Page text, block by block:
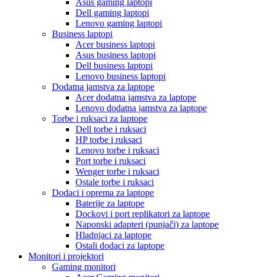
Asus gaming laptopi
Dell gaming laptopi
Lenovo gaming laptopi
Business laptopi
Acer business laptopi
Asus business laptopi
Dell business laptopi
Lenovo business laptopi
Dodatna jamstva za laptope
Acer dodatna jamstva za laptope
Lenovo dodatna jamstva za laptope
Torbe i ruksaci za laptope
Dell torbe i ruksaci
HP torbe i ruksaci
Lenovo torbe i ruksaci
Port torbe i ruksaci
Wenger torbe i ruksaci
Ostale torbe i ruksaci
Dodaci i oprema za laptope
Baterije za laptope
Dockovi i port replikatori za laptope
Naponski adapteri (punjači) za laptope
Hladnjaci za laptope
Ostali dodaci za laptope
Monitori i projektori
Gaming monitori